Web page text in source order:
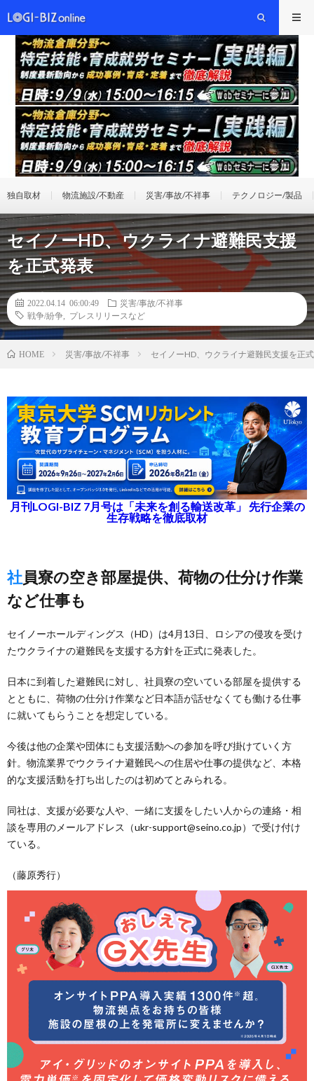
独自取材 物流施設/不動産 災害/事故/不祥事 テクノロジー/製品
セイノーHD、ウクライナ避難民支援
を正式発表
2022.04.14 06:00:49
災害/事故/不祥事
戦争/紛争
プレスリリースなど
HOME 災害/事故/不祥事 セイノーHD、ウクライナ避難民支援を正
月刊LOGI-BIZ 7月号は「未来を創る輸送改革」 先行企業の
生存戦略を徹底取材
社員寮の空き部屋提供、荷物の仕分け作業
など仕事も
セイノーホールディングス（HD）は4月13日、ロシアの侵攻を受け
たウクライナの避難民を支援する方針を正式に発表した。
日本に到着した避難民に対し、社員寮の空いている部屋を提供する
とともに、荷物の仕分け作業など日本語が話せなくても働ける仕事
に就いてもらうことを想定している。
今後は他の企業や団体にも支援活動への参加を呼び掛けていく方
針。物流業界でウクライナ避難民への住居や仕事の提供など、本格
的な支援活動を打ち出したのは初めてとみられる。
同社は、支援が必要な人や、一緒に支援をしたい人からの連絡・相
談を専用のメールアドレス（ukr-support@seino.co.jp）で受け付け
ている。
（藤原秀行）